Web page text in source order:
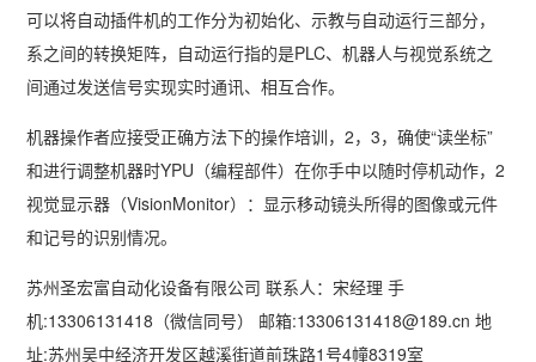
可以将自动插件机的工作分为初始化、示教与自动运行三部分，
系之间的转换矩阵，自动运行指的是PLC、机器人与视觉系统之
间通过发送信号实现实时通讯、相互合作。
机器操作者应接受正确方法下的操作培训，2，3，确使“读坐标”
和进行调整机器时YPU（编程部件）在你手中以随时停机动作，2
视觉显示器（VisionMonitor）：显示移动镜头所得的图像或元件
和记号的识别情况。
苏州圣宏富自动化设备有限公司 联系人：宋经理 手
机:13306131418（微信同号） 邮箱:13306131418@189.cn 地
址:苏州吴中经济开发区越溪街道前珠路1号4幢8319室